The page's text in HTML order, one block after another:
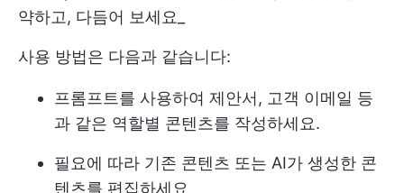
약하고, 다듬어 보세요_
사용 방법은 다음과 같습니다:
프롬프트를 사용하여 제안서, 고객 이메일 등
과 같은 역할별 콘텐츠를 작성하세요.
필요에 따라 기존 콘텐츠 또는 AI가 생성한 콘
텐츠를 편집하세요